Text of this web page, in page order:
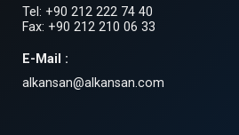
Tel: +90 212 222 74 40
Fax: +90 212 210 06 33
E-Mail :
alkansan@alkansan.com